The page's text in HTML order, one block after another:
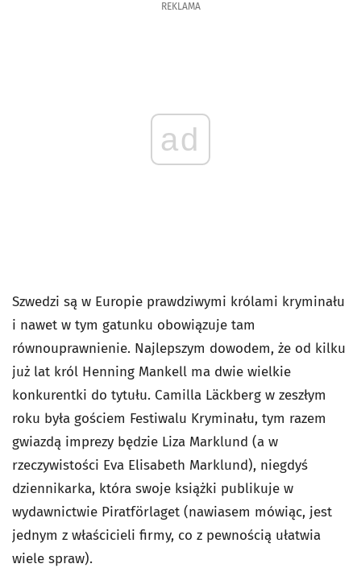
REKLAMA
ad
Szwedzi są w Europie prawdziwymi królami kryminału
i nawet w tym gatunku obowiązuje tam
równouprawnienie. Najlepszym dowodem, że od kilku
już lat król Henning Mankell ma dwie wielkie
konkurentki do tytułu. Camilla Läckberg w zeszłym
roku była gościem Festiwalu Kryminału, tym razem
gwiazdą imprezy będzie Liza Marklund (a w
rzeczywistości Eva Elisabeth Marklund), niegdyś
dziennikarka, która swoje książki publikuje w
wydawnictwie Piratförlaget (nawiasem mówiąc, jest
jednym z właścicieli firmy, co z pewnością ułatwia
wiele spraw).